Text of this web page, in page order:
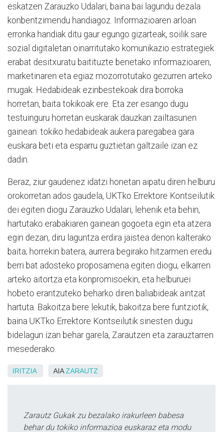
eskatzen Zarauzko Udalari, baina bai lagundu dezala
konbentzimendu handiagoz. Informazioaren arloan
erronka handiak ditu gaur egungo gizarteak, soilik sare
sozial digitaletan oinarritutako komunikazio estrategiek
erabat desitxuratu baitituzte benetako informazioaren,
marketinaren eta egiaz mozorrotutako gezurren arteko
mugak. Hedabideak ezinbestekoak dira borroka
horretan, baita tokikoak ere. Eta zer esango dugu
testuinguru horretan euskarak dauzkan zailtasunen
gainean: tokiko hedabideak aukera paregabea gara
euskara beti eta esparru guztietan galtzaile izan ez
dadin.
Beraz, ziur gaudenez idatzi honetan aipatu diren helburu
orokorretan ados gaudela, UKTko Errektore Kontseilutik
dei egiten diogu Zarauzko Udalari, lehenik eta behin,
hartutako erabakiaren gainean gogoeta egin eta atzera
egin dezan, diru laguntza erdira jaistea denon kalterako
baita; horrekin batera, aurrera begirako hitzarmen eredu
berri bat adosteko proposamena egiten diogu, elkarren
arteko aitortza eta konpromisoekin, eta helburuei
hobeto erantzuteko beharko diren baliabideak aintzat
hartuta. Bakoitza bere lekutik, bakoitza bere funtziotik,
baina UKTko Errektore Kontseilutik sinesten dugu
bidelagun izan behar garela, Zarautzen eta zarauztarren
mesederako.
IRITZIA AIAZARAUTZ
Zarautz Gukak zu bezalako irakurleen babesa
behar du tokiko informazioa euskaraz eta modu